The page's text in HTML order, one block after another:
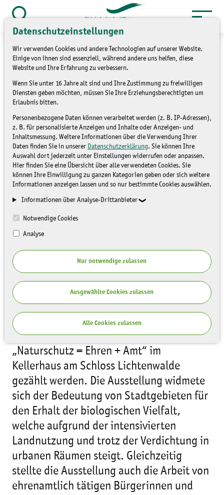
Datenschutzeinstellungen
Wir verwenden Cookies und andere Technologien auf unserer Website.
Einige von ihnen sind essenziell, während andere uns helfen, diese
Website und Ihre Erfahrung zu verbessern.
Wenn Sie unter 16 Jahre alt sind und Ihre Zustimmung zu freiwilligen
Diensten geben möchten, müssen Sie Ihre Erziehungsberechtigten um
Erlaubnis bitten.
Personenbezogene Daten können verarbeitet werden (z. B. IP-Adressen),
z. B. für personalisierte Anzeigen und Inhalte oder Anzeigen- und
Inhaltsmessung. Weitere Informationen über die Verwendung Ihrer
Daten finden Sie in unserer Datenschutzerklärung. Sie können Ihre
Auswahl dort jederzeit unter Einstellungen widerrufen oder anpassen.
Hier finden Sie eine Übersicht über alle verwendeten Cookies. Sie
können Ihre Einwilligung zu ganzen Kategorien geben oder sich weitere
Informationen anzeigen lassen und so nur bestimmte Cookies auswählen.
Informationen über Analyse-Drittanbieter
Notwendige Cookies
Analyse
Nur notwendige zulassen
Ausgewählte Cookies zulassen
Alle Cookies zulassen
Zum
Inhalt
springen
Suche
öffnen
Themen » Förderung/Finanzielle
Unterstützung
Naturschutzausstellung
begeisterte Besucher
FÖRDERUNG/FINANZIELLE
UNTERSTÜTZUNG
Bis zu 180 Besucher täglich konnten an
den Wochenenden in der Ausstellung
„Naturschutz = Ehren + Amt“ im
Kellerhaus am Schloss Lichtenwalde
gezählt werden. Die Ausstellung widmete
sich der Bedeutung von Stadtgebieten für
den Erhalt der biologischen Vielfalt,
welche aufgrund der intensivierten
Landnutzung und trotz der Verdichtung in
urbanen Räumen steigt. Gleichzeitig
stellte die Ausstellung auch die Arbeit von
ehrenamtlich tätigen Bürgerinnen und